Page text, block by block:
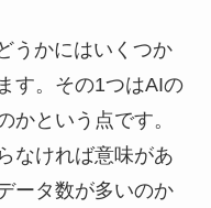
うかにはいくつか
す。その1つはAIの
かという点です。
なければ意味があ
ータ数が多いのか